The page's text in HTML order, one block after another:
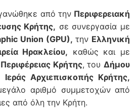
από την Περιφερειακή
Κρήτης, σε συνεργασία με
Union (GPU), την Ελληνική
Ηρακλείου, καθώς και με
Περιφέρειας Κρήτης, τουΔήμου
Ιεράς Αρχιεπισκοπής Κρήτης,
αριθμό συμμετοχών από
από όλη την Κρήτη.